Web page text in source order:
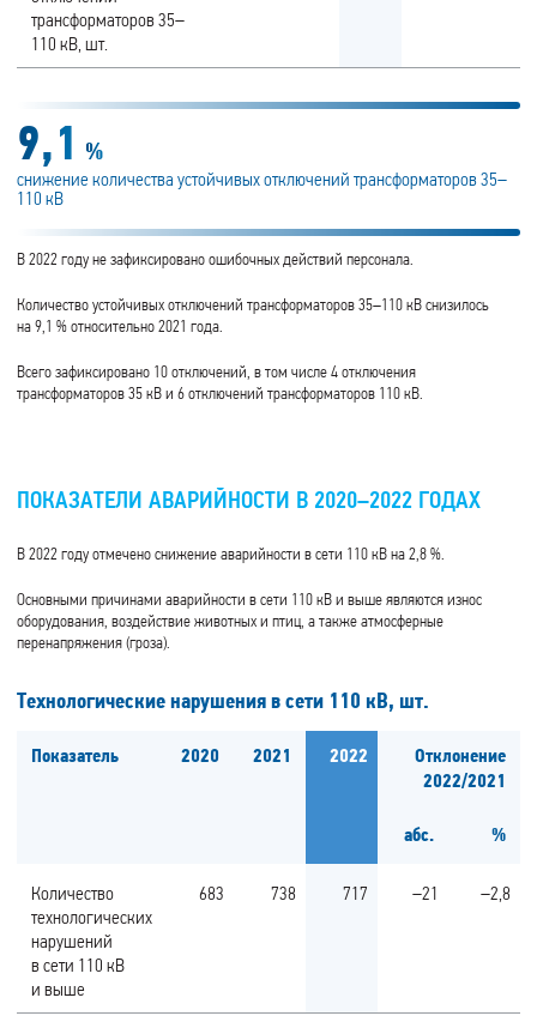
трансформаторов 35–
110 кВ, шт.
9,1 %
снижение количества устойчивых отключений трансформаторов 35–
110 кВ
В 2022 году не зафиксировано ошибочных действий персонала.
Количество устойчивых отключений трансформаторов 35–110 кВ снизилось
на 9,1 % относительно 2021 года.
Всего зафиксировано 10 отключений, в том числе 4 отключения
трансформаторов 35 кВ и 6 отключений трансформаторов 110 кВ.
ПОКАЗАТЕЛИ АВАРИЙНОСТИ В 2020–2022 ГОДАХ
В 2022 году отмечено снижение аварийности в сети 110 кВ на 2,8 %.
Основными причинами аварийности в сети 110 кВ и выше являются износ
оборудования, воздействие животных и птиц, а также атмосферные
перенапряжения (гроза).
Технологические нарушения в сети 110 кВ, шт.
Показатель 2020 2021 2022
Отклонение
2022/2021
абс. %
Количество
технологических
нарушений
в сети 110 кВ
и выше
683 738 717 –21 –2,8